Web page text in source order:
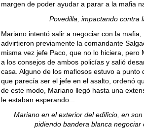
margen de poder ayudar a parar a la mafia
Povedilla, impactando contra
Mariano intentó salir a negociar con la mafia,
advirtieron previamente la comandante
misma vez jefe Paco, que no lo hiciera, pero
a los consejos de ambos policías y salió
casa. Alguno de los mafiosos estuvo a punto
que parecía ser el jefe en el asalto, ordenó
de este modo, Mariano llegó hasta una
le estaban esperando...
Mariano en el exterior del edificio, en
pidiendo bandera blanca negociar